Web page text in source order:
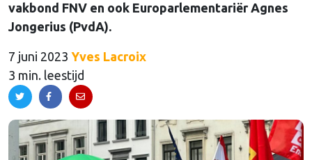
vakbond FNV en ook Europarlementariër Agnes
Jongerius (PvdA).
7 juni 2023 Yves Lacroix
3 min. leestijd